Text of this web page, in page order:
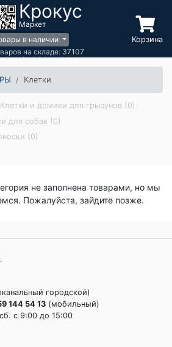
Крокус
Маркет
в наличии
на складе: 37107
Корзина
Клетки
Клетки и домики для грызунов (0)
для собак (0)
(0)
не заполнена товарами, но мы
Пожалуйста, зайдите позже.
.
городской)
144 54 13 (мобильный)
c 9:00 до 15:00